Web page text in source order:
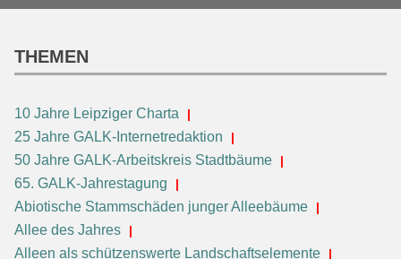
THEMEN
10 Jahre Leipziger Charta
25 Jahre GALK-Internetredaktion
50 Jahre GALK-Arbeitskreis Stadtbäume
65. GALK-Jahrestagung
Abiotische Stammschäden junger Alleebäume
Allee des Jahres
Alleen als schützenswerte Landschaftselemente